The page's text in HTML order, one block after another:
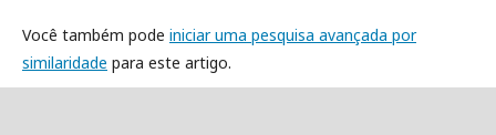
Você também pode iniciar uma pesquisa avançada por
similaridade para este artigo.